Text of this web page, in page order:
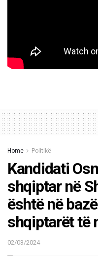
Home Politikë
Kandidati
shqiptar në
është në
shqiptarët të
02/03/2024